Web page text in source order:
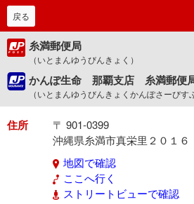
戻る
糸満郵便局
（いとまんゆうびんきょく）
かんぽ生命 那覇支店 糸満郵便
（いとまんゆうびんきょくかんぽさーびす
住所
〒 901-0399
沖縄県糸満市真栄里２０１６
地図で確認
ここへ行く
ストリートビューで確認